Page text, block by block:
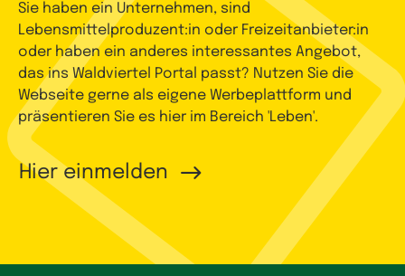
Sie haben ein Unternehmen, sind
Lebensmittelproduzent:in oder Freizeitanbieter:in
oder haben ein anderes interessantes Angebot,
das ins Waldviertel Portal passt? Nutzen Sie die
Webseite gerne als eigene Werbeplattform und
präsentieren Sie es hier im Bereich 'Leben'.
Hier einmelden